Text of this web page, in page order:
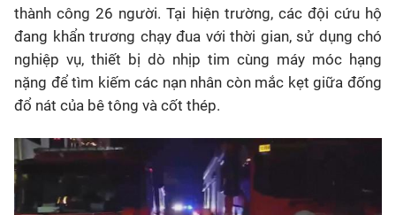
thành công 26 người. Tại hiện trường, các đội cứu hộ
đang khẩn trương chạy đua với thời gian, sử dụng chó
nghiệp vụ, thiết bị dò nhịp tim cùng máy móc hạng
nặng để tìm kiếm các nạn nhân còn mắc kẹt giữa đống
đổ nát của bê tông và cốt thép.